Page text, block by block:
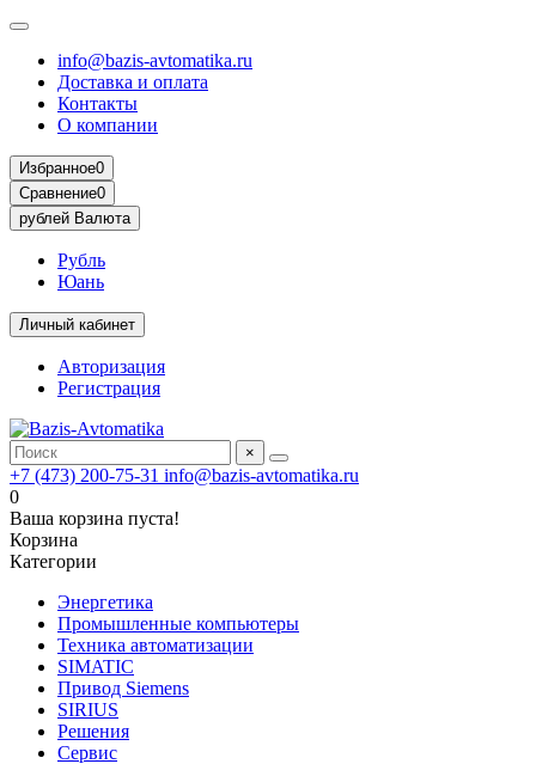
info@bazis-avtomatika.ru
Доставка и оплата
Контакты
О компании
Избранное0
Сравнение0
рублей Валюта
Рубль
Юань
Личный кабинет
Авторизация
Регистрация
×
+7 (473) 200-75-31 info@bazis-avtomatika.ru
0
Ваша корзина пуста!
Корзина
Категории
Энергетика
Промышленные компьютеры
Техника автоматизации
SIMATIC
Привод Siemens
SIRIUS
Решения
Сервис